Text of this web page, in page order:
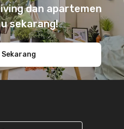
dan apartemen
sekarang!
Sekarang